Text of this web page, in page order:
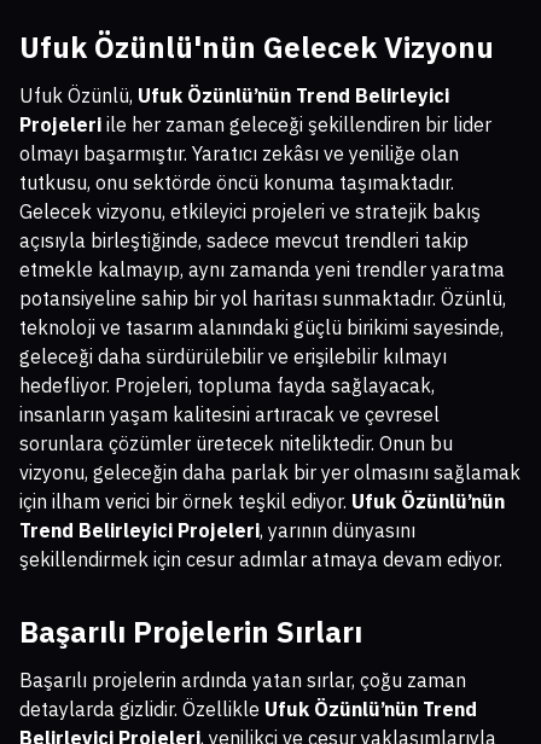
Ufuk Özünlü'nün Gelecek Vizyonu
Ufuk Özünlü, Ufuk Özünlü’nün Trend Belirleyici
Projeleri ile her zaman geleceği şekillendiren bir lider
olmayı başarmıştır. Yaratıcı zekâsı ve yeniliğe olan
tutkusu, onu sektörde öncü konuma taşımaktadır.
Gelecek vizyonu, etkileyici projeleri ve stratejik bakış
açısıyla birleştiğinde, sadece mevcut trendleri takip
etmekle kalmayıp, aynı zamanda yeni trendler yaratma
potansiyeline sahip bir yol haritası sunmaktadır. Özünlü,
teknoloji ve tasarım alanındaki güçlü birikimi sayesinde,
geleceği daha sürdürülebilir ve erişilebilir kılmayı
hedefliyor. Projeleri, topluma fayda sağlayacak,
insanların yaşam kalitesini artıracak ve çevresel
sorunlara çözümler üretecek niteliktedir. Onun bu
vizyonu, geleceğin daha parlak bir yer olmasını sağlamak
için ilham verici bir örnek teşkil ediyor. Ufuk Özünlü’nün
Trend Belirleyici Projeleri, yarının dünyasını
şekillendirmek için cesur adımlar atmaya devam ediyor.
Başarılı Projelerin Sırları
Başarılı projelerin ardında yatan sırlar, çoğu zaman
detaylarda gizlidir. Özellikle Ufuk Özünlü’nün Trend
Belirleyici Projeleri, yenilikçi ve cesur yaklaşımlarıyla